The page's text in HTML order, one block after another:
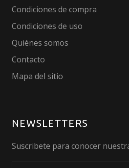
Condiciones de compra
Condiciones de uso
Quiénes somos
Contacto
Mapa del sitio
NEWSLETTERS
Suscribete para conocer